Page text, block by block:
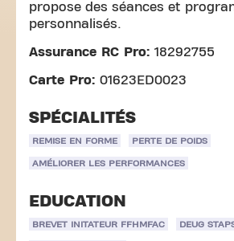
propose des séances et
personnalisés.
Assurance RC Pro: 18292755
Carte Pro: 01623ED0023
SPÉCIALITÉS
REMISE EN FORME PERTE DE POIDS
AMÉLIORER LES PERFORMANCES
EDUCATION
BREVET INITATEUR FFHMFAC DEUG